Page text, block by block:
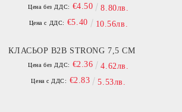
Цена без ДДС: €4.50 8.80лв.
Цена с ДДС: €5.40 10.56лв.
КЛАСЬОР B2B STRONG 7,5 СМ
Цена без ДДС: €2.36 4.62лв.
Цена с ДДС: €2.83 5.53лв.